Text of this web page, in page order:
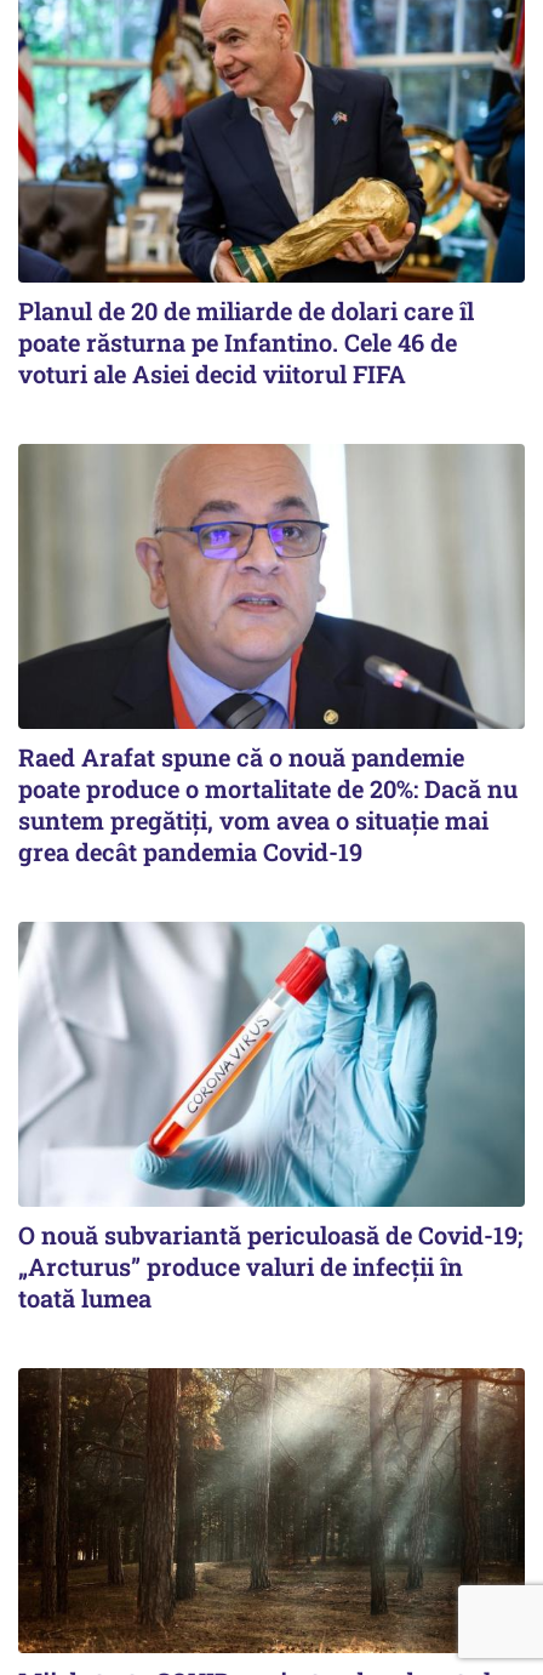
Planul de 20 de miliarde de dolari care îl
poate răsturna pe Infantino. Cele 46 de
voturi ale Asiei decid viitorul FIFA
Raed Arafat spune că o nouă pandemie
poate produce o mortalitate de 20%: Dacă nu
suntem pregătiți, vom avea o situație mai
grea decât pandemia Covid-19
O nouă subvariantă periculoasă de Covid-19;
„Arcturus” produce valuri de infecții în
toată lumea